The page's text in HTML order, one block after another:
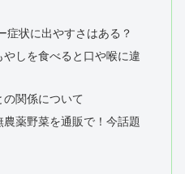
症状に出やすさはある？
しを食べると口や喉に違
関係について
農薬野菜を通販で！今話題